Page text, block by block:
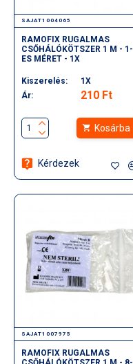
SAJAT1004065
RAMOFIX RUGALMAS
CSŐHÁLÓKÖTSZER 1 M - 1-
ES MÉRET - 1X
Kiszerelés:
1X
Ár:
210 Ft
Kosárba
Kérdezek
SAJAT1007975
RAMOFIX RUGALMAS